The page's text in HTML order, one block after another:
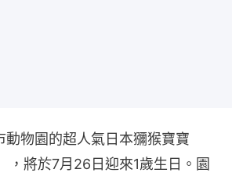
動物園的超人氣日本獼猴寶寶
，將於7月26日迎來1歲生日。園